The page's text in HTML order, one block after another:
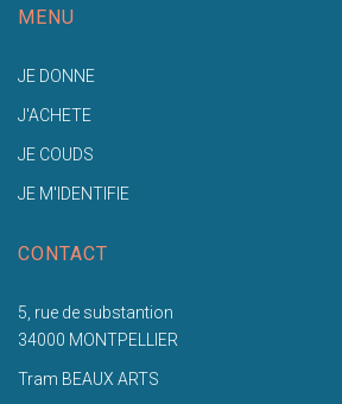
MENU
JE DONNE
J'ACHETE
JE COUDS
JE M'IDENTIFIE
CONTACT
5, rue de substantion
34000 MONTPELLIER
Tram BEAUX ARTS